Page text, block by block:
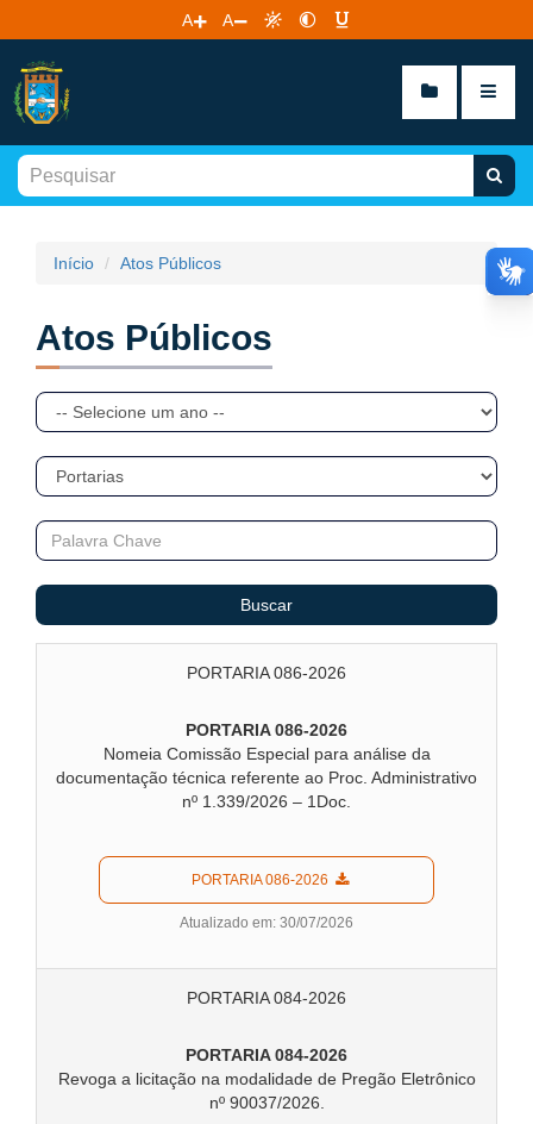
A A
Início Atos Públicos
Atos Públicos
Buscar
PORTARIA 086-2026
PORTARIA 086-2026
Nomeia Comissão Especial para análise da
documentação técnica referente ao Proc. Administrativo
nº 1.339/2026 – 1Doc.
  PORTARIA 086-2026
Atualizado em: 30/07/2026
PORTARIA 084-2026
PORTARIA 084-2026
Revoga a licitação na modalidade de Pregão Eletrônico
nº 90037/2026.